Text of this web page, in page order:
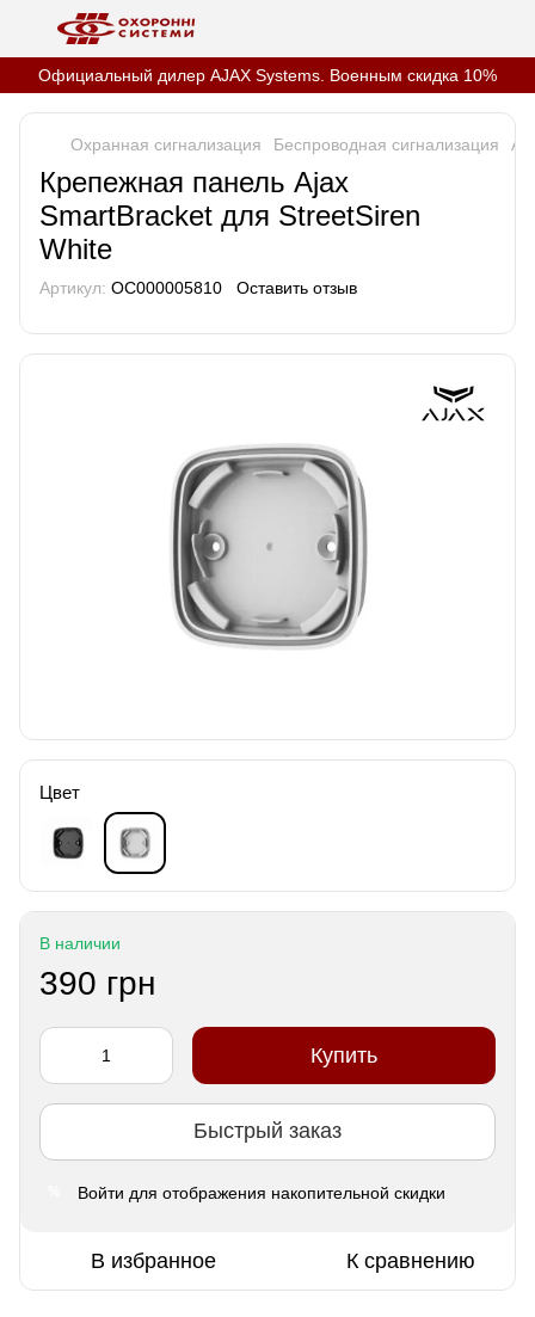
Официальный дилер AJAX Systems. Военным скидка 10%
Охранная сигнализация Беспроводная сигнализация
Крепежная панель Ajax
SmartBracket для StreetSiren
White
Артикул: OC000005810 Оставить отзыв
Цвет
В наличии
390 грн
Купить
Быстрый заказ
Войти для отображения накопительной скидки
В избранное К сравнению